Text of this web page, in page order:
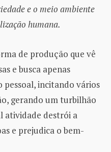
e o meio ambiente
humana.
de produção que vê
e busca apenas
incitando vários
gerando um turbilhão
atividade destrói a
e prejudica o bem-